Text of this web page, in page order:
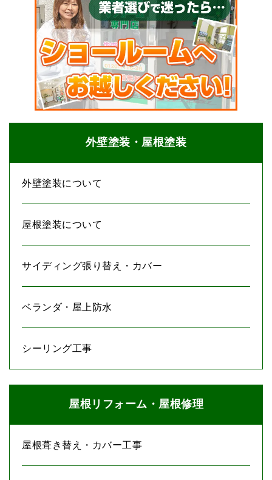
外壁塗装・屋根塗装
外壁塗装について
屋根塗装について
サイディング張り替え・カバー
ベランダ・屋上防水
シーリング工事
屋根リフォーム・屋根修理
屋根葺き替え・カバー工事